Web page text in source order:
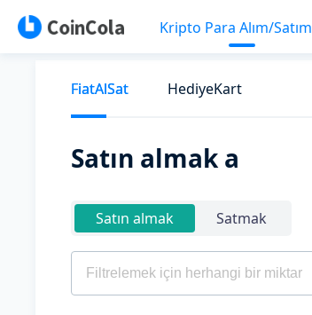
Kripto Para Alım/Satım
FiatAlSat HediyeKart
Satın almak a
Satın almak Satmak